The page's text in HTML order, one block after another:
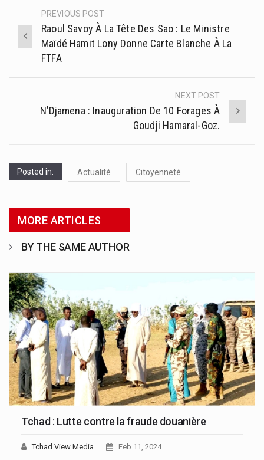
Post
navigation
PREVIOUS POST
Raoul Savoy À La Tête Des Sao : Le Ministre
Maïdé Hamit Lony Donne Carte Blanche À La
FTFA
NEXT POST
N’Djamena : Inauguration De 10 Forages À
Goudji Hamaral-Goz.
Posted in: Actualité Citoyenneté
MORE ARTICLES
BY THE SAME AUTHOR
Tchad : Lutte contre la fraude douanière
Tchad View Media Feb 11, 2024